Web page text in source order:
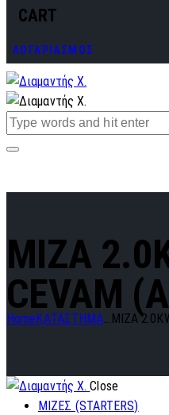
CART
ΛΟΓΑΡΙΑΣΜΟΣ
MIZA
CEVAM
Home ΚΑΤΑΣΤΗΜΑ... MIZA
Close
ΜΙΖΕΣ (STARTERS)